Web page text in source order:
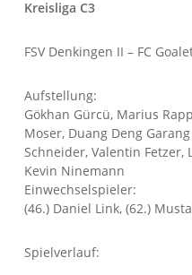
Kreisliga C3
FSV Denkingen II –
Aufstellung:
Gökhan Gürcü, Marius
Moser, Duang Deng
Schneider, Valentin Fetzer,
Kevin Ninemann
Einwechselspieler:
(46.) Daniel Link, (62.)
Spielverlauf: